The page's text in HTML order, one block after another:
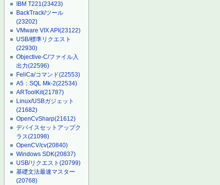
IBM T221(23423)
BackTrack/ツール
(23202)
VMware VIX API(23122)
USB/標準リクエスト
(22930)
Objective-C/ファイル入
出力(22596)
FeliCa/コマンド(22553)
A5：SQL Mk-2(22534)
ARToolKit(21787)
Linux/USBガジェット
(21682)
OpenCvSharp(21612)
デバイスセットアップク
ラス(21098)
OpenCV/cv(20840)
Windows SDK(20837)
USB/リクエスト(20799)
基礎文法最速マスター
(20768)